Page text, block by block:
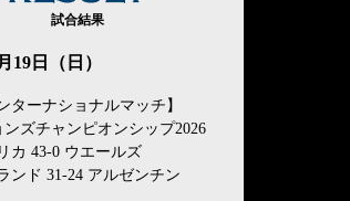
試合結果
19日（日）
ターナショナルマッチ】
ズチャンピオンシップ2026
カ 43-0 ウエールズ
ンド 31-24 アルゼンチン